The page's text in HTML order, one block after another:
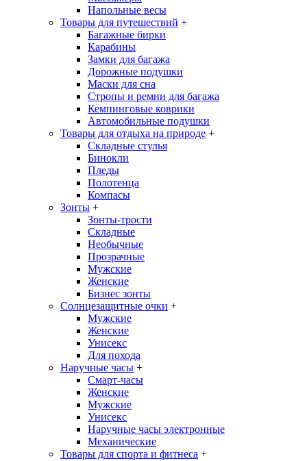
Напольные весы
Товары для путешествий +
Багажные бирки
Карабины
Замки для багажа
Дорожные подушки
Маски для сна
Стропы и ремни для багажа
Кемпинговые коврики
Автомобильные подушки
Товары для отдыха на природе +
Складные стулья
Бинокли
Пледы
Полотенца
Компасы
Зонты +
Зонты-трости
Складные
Необычные
Прозрачные
Мужские
Женские
Бизнес зонты
Солнцезащитные очки +
Мужские
Женские
Унисекс
Для похода
Наручные часы +
Смарт-часы
Женские
Мужские
Унисекс
Наручные часы электронные
Механические
Товары для спорта и фитнеса +